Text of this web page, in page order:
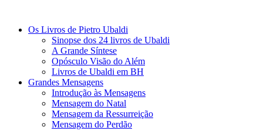
Os Livros de Pietro Ubaldi
Sinopse dos 24 livros de Ubaldi
A Grande Síntese
Opósculo Visão do Além
Livros de Ubaldi em BH
Grandes Mensagens
Introdução às Mensagens
Mensagem do Natal
Mensagem da Ressurreição
Mensagem do Perdão